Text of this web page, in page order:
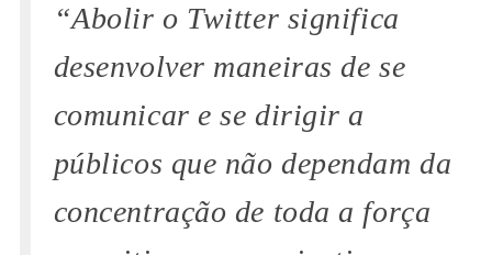
“Abolir o Twitter significa
desenvolver maneiras de se
comunicar e se dirigir a
públicos que não dependam da
concentração de toda a força